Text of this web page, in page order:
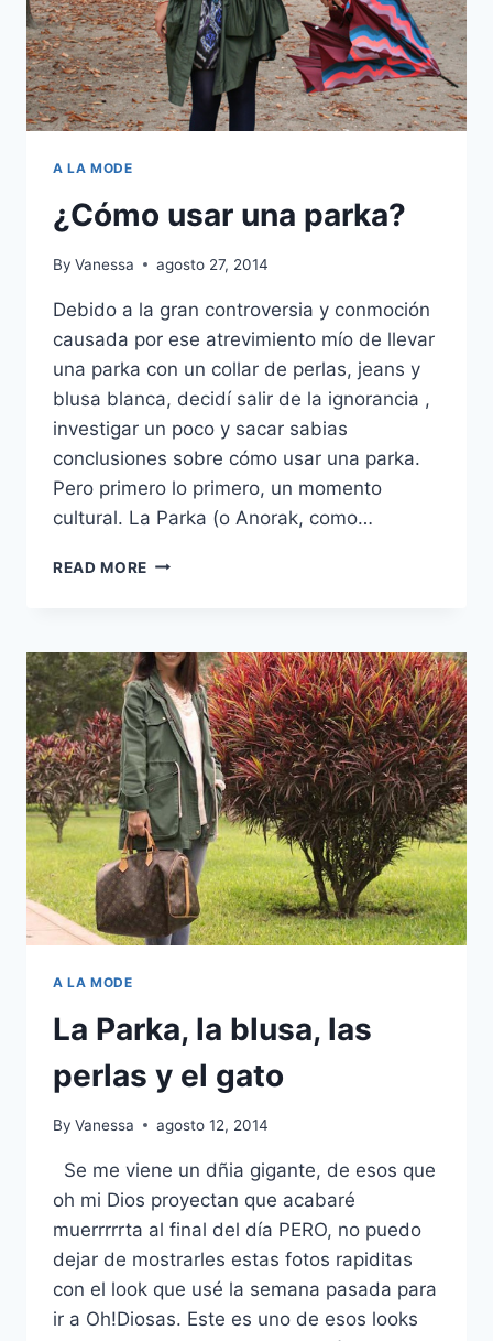
A LA MODE
¿Cómo usar una parka?
By Vanessa agosto 27, 2014
Debido a la gran controversia y conmoción
causada por ese atrevimiento mío de llevar
una parka con un collar de perlas, jeans y
blusa blanca, decidí salir de la ignorancia ,
investigar un poco y sacar sabias
conclusiones sobre cómo usar una parka.
Pero primero lo primero, un momento
cultural. La Parka (o Anorak, como…
READ MORE ¿CÓMO
A LA MODE
La Parka, la blusa, las
perlas y el gato
By Vanessa agosto 12, 2014
Se me viene un dñia gigante, de esos que
oh mi Dios proyectan que acabaré
muerrrrrta al final del día PERO, no puedo
dejar de mostrarles estas fotos rapiditas
con el look que usé la semana pasada para
ir a Oh!Diosas. Este es uno de esos looks